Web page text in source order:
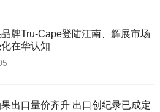
牌Tru-Cape登陆江南、辉展市场
在华认知
价齐升 出口创纪录已成定